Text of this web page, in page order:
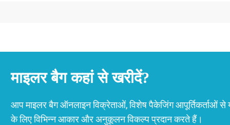
माइलर बैग कहां से खरीदें?
आप माइलर बैग ऑनलाइन विक्रेताओं, विशेष पैकेजिंग
के लिए विभिन्न आकार और अनुकूलन विकल्प प्रदान करते हैं।